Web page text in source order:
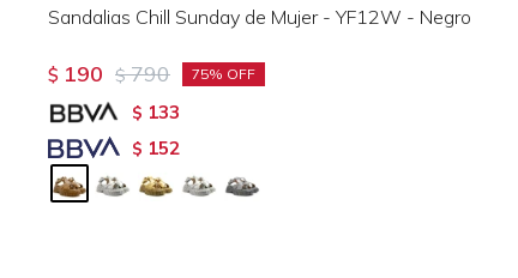
Sandalias Chill Sunday de Mujer - YF12W - Negro
$ 190 $ 790 75
$ 133
$ 152